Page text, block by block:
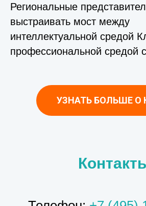
Региональные
выстраивать мост между
интеллектуальной средой
профессиональной средой
УЗНАТЬ БОЛЬШЕ О